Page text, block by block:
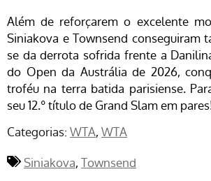
Além de reforçarem o excelente
Siniakova e Townsend conseguiram
se da derrota sofrida frente a
do Open da Austrália de 2026,
troféu na terra batida parisiense.
seu 12.º título de Grand Slam em
Categorias: WTA WTA
Siniakova Townsend